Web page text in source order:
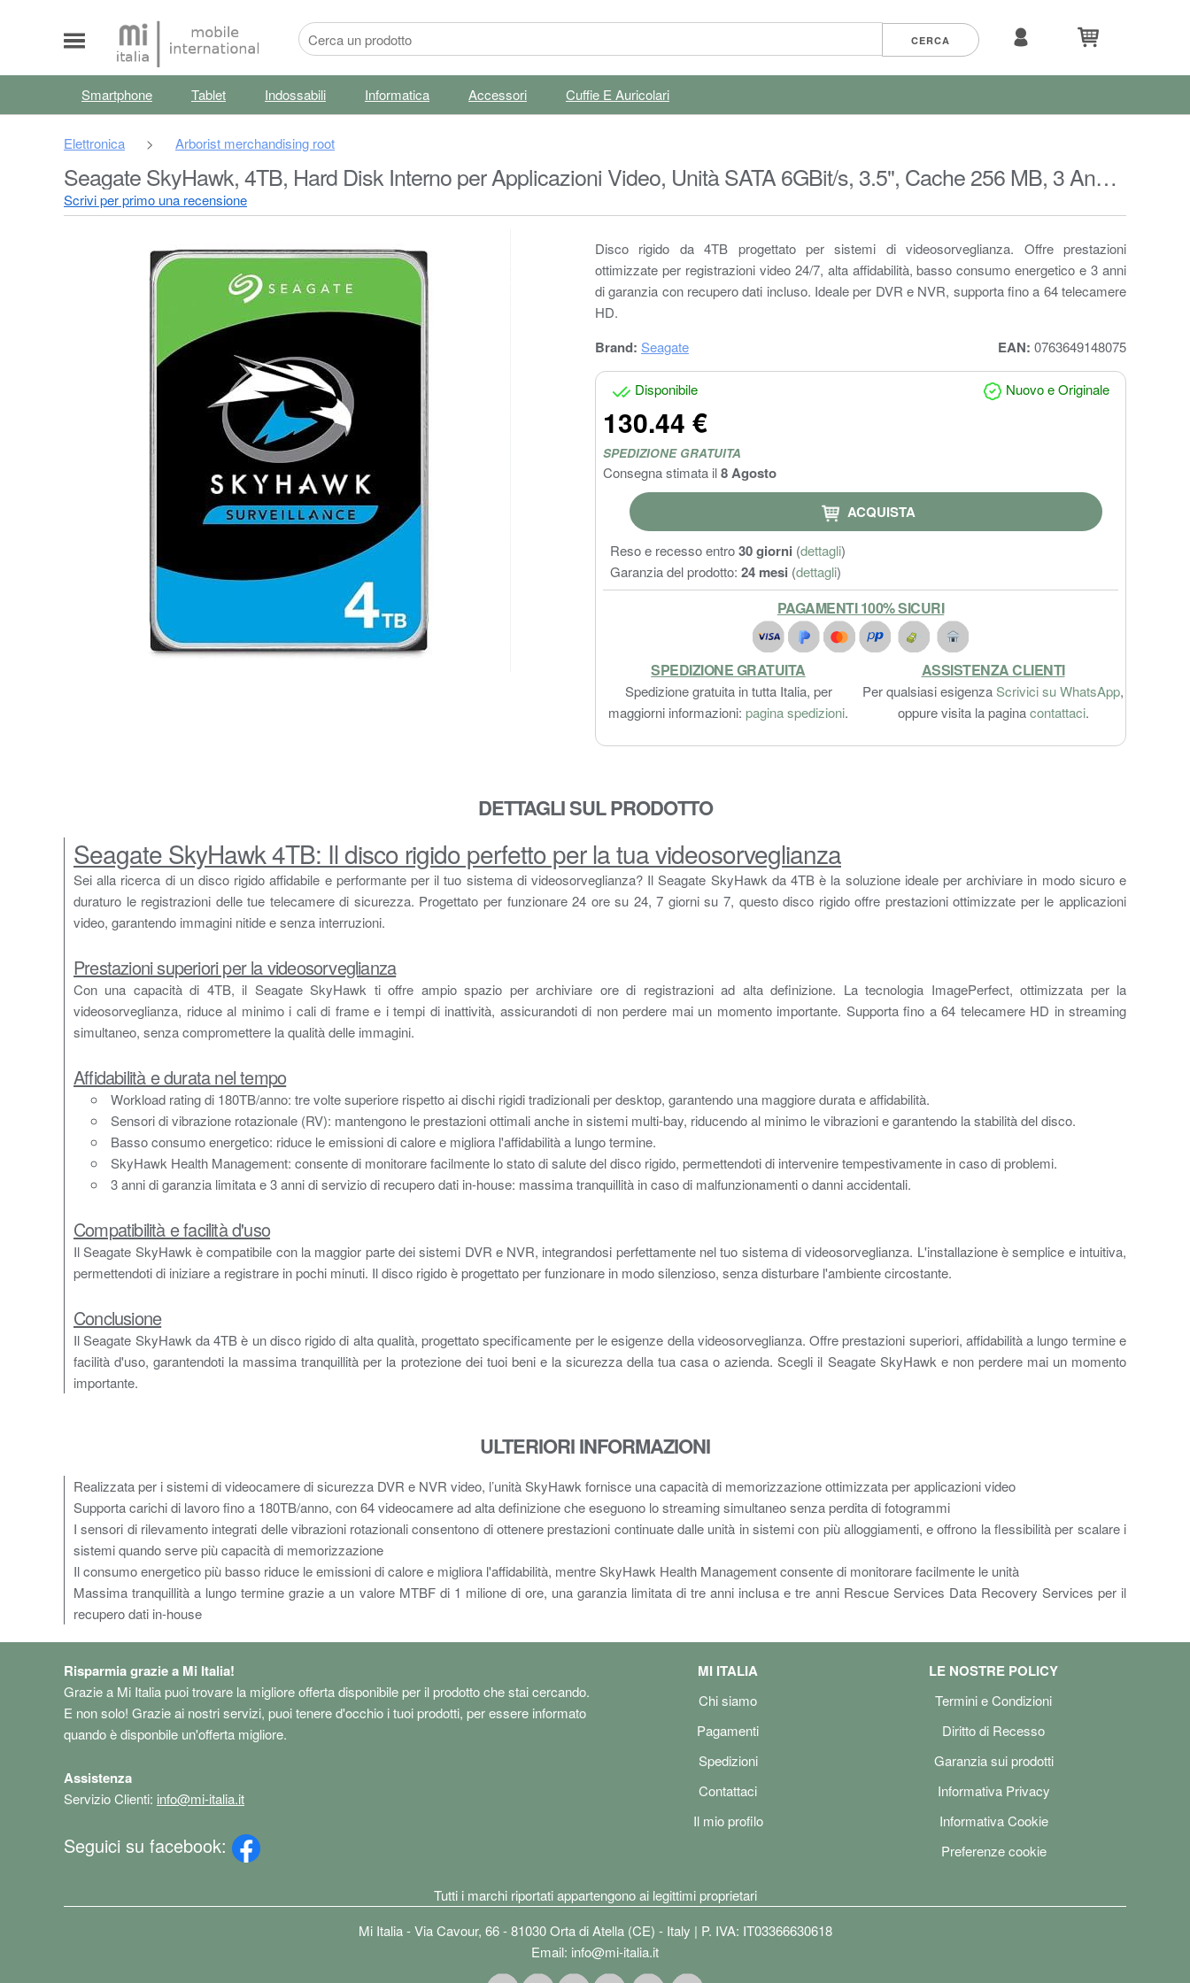
Smartphone Tablet Indossabili Informatica Accessori Cuffie E Auricolari
Elettronica > Arborist merchandising root
Seagate SkyHawk, 4TB, Hard Disk Interno per Applicazioni Video, Unità SATA 6GBit/s, 3.5", Cache 256 MB, 3 Anni
servizi Rescue in-house (ST4000VX016)
Scrivi per primo una recensione
Disco rigido da 4TB progettato per sistemi di videosorveglianza. Offre prestazioni
ottimizzate per registrazioni video 24/7, alta affidabilità, basso consumo energetico e 3 anni
di garanzia con recupero dati incluso. Ideale per DVR e NVR, supporta fino a 64 telecamere
HD.
Brand: Seagate EAN: 0763649148075
Disponibile Nuovo e Originale
130.44 €
SPEDIZIONE GRATUITA
Consegna stimata il8 Agosto
ACQUISTA
Reso e recesso entro30 giorni (dettagli)
Garanzia del prodotto: 24 mesi (dettagli)
PAGAMENTI 100% SICURI
ASSISTENZA CLIENTI
Per qualsiasi esigenzaScrivici su WhatsApp,
oppure visita la paginacontattaci.
SPEDIZIONE GRATUITA
Spedizione gratuita in tutta Italia, per
maggiorni informazioni: pagina spedizioni.
DETTAGLI SUL PRODOTTO
Seagate SkyHawk 4TB: Il disco rigido perfetto per la tua videosorveglianza
Sei alla ricerca di un disco rigido affidabile e performante per il tuo sistema di videosorveglianza? Il Seagate SkyHawk da 4TB è la soluzione ideale per archiviare in modo sicuro e
duraturo le registrazioni delle tue telecamere di sicurezza. Progettato per funzionare 24 ore su 24, 7 giorni su 7, questo disco rigido offre prestazioni ottimizzate per le applicazioni
video, garantendo immagini nitide e senza interruzioni.
Prestazioni superiori per la videosorveglianza
Con una capacità di 4TB, il Seagate SkyHawk ti offre ampio spazio per archiviare ore di registrazioni ad alta definizione. La tecnologia ImagePerfect, ottimizzata per la
videosorveglianza, riduce al minimo i cali di frame e i tempi di inattività, assicurandoti di non perdere mai un momento importante. Supporta fino a 64 telecamere HD in streaming
simultaneo, senza compromettere la qualità delle immagini.
Affidabilità e durata nel tempo
Workload rating di 180TB/anno: tre volte superiore rispetto ai dischi rigidi tradizionali per desktop, garantendo una maggiore durata e affidabilità.
Sensori di vibrazione rotazionale (RV): mantengono le prestazioni ottimali anche in sistemi multi-bay, riducendo al minimo le vibrazioni e garantendo la stabilità del disco.
Basso consumo energetico: riduce le emissioni di calore e migliora l'affidabilità a lungo termine.
SkyHawk Health Management: consente di monitorare facilmente lo stato di salute del disco rigido, permettendoti di intervenire tempestivamente in caso di problemi.
3 anni di garanzia limitata e 3 anni di servizio di recupero dati in-house: massima tranquillità in caso di malfunzionamenti o danni accidentali.
Compatibilità e facilità d'uso
Il Seagate SkyHawk è compatibile con la maggior parte dei sistemi DVR e NVR, integrandosi perfettamente nel tuo sistema di videosorveglianza. L'installazione è semplice e intuitiva,
permettendoti di iniziare a registrare in pochi minuti. Il disco rigido è progettato per funzionare in modo silenzioso, senza disturbare l'ambiente circostante.
Conclusione
Il Seagate SkyHawk da 4TB è un disco rigido di alta qualità, progettato specificamente per le esigenze della videosorveglianza. Offre prestazioni superiori, affidabilità a lungo termine e
facilità d'uso, garantendoti la massima tranquillità per la protezione dei tuoi beni e la sicurezza della tua casa o azienda. Scegli il Seagate SkyHawk e non perdere mai un momento
importante.
ULTERIORI INFORMAZIONI
Realizzata per i sistemi di videocamere di sicurezza DVR e NVR video, l’unità SkyHawk fornisce una capacità di memorizzazione ottimizzata per applicazioni video
Supporta carichi di lavoro fino a 180TB/anno, con 64 videocamere ad alta definizione che eseguono lo streaming simultaneo senza perdita di fotogrammi
I sensori di rilevamento integrati delle vibrazioni rotazionali consentono di ottenere prestazioni continuate dalle unità in sistemi con più alloggiamenti, e offrono la flessibilità per scalare i
sistemi quando serve più capacità di memorizzazione
Il consumo energetico più basso riduce le emissioni di calore e migliora l'affidabilità, mentre SkyHawk Health Management consente di monitorare facilmente le unità
Massima tranquillità a lungo termine grazie a un valore MTBF di 1 milione di ore, una garanzia limitata di tre anni inclusa e tre anni Rescue Services Data Recovery Services per il
recupero dati in-house
Risparmia grazie a Mi Italia!
Grazie a Mi Italia puoi trovare la migliore offerta disponibile per il prodotto che stai cercando.
E non solo! Grazie ai nostri servizi, puoi tenere d'occhio i tuoi prodotti, per essere informato
quando è disponbile un'offerta migliore.
Assistenza
Servizio Clienti: info@mi-italia.it
Seguici su facebook:
MI ITALIA
Chi siamo
Pagamenti
Spedizioni
Contattaci
Il mio profilo
LE NOSTRE POLICY
Termini e Condizioni
Diritto di Recesso
Garanzia sui prodotti
Informativa Privacy
Informativa Cookie
Preferenze cookie
Tutti i marchi riportati appartengono ai legittimi proprietari
Mi Italia - Via Cavour, 66 - 81030 Orta di Atella (CE) - Italy | P. IVA: IT03366630618
Email: info@mi-italia.it